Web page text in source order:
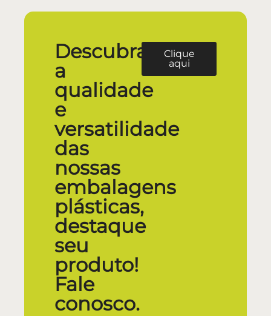
Descubra
a
qualidade
e
versatilidade
das
nossas
embalagens
plásticas,
destaque
seu
produto!
Fale
conosco.
Clique
aqui